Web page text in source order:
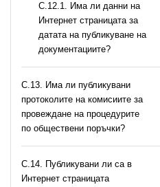
С.12.1. Има ли данни на
Интернет страницата за
датата на публикуване на
документациите?
С.13. Има ли публикувани
протоколите на комисиите за
провеждане на процедурите
по обществени поръчки?
С.14. Публикувани ли са в
Интернет страницата